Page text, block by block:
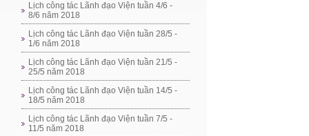
Lịch công tác Lãnh đạo Viện tuần 4/6 -
8/6 năm 2018
Lịch công tác Lãnh đạo Viện tuần 28/5 -
1/6 năm 2018
Lịch công tác Lãnh đạo Viện tuần 21/5 -
25/5 năm 2018
Lịch công tác Lãnh đạo Viện tuần 14/5 -
18/5 năm 2018
Lịch công tác Lãnh đạo Viện tuần 7/5 -
11/5 năm 2018